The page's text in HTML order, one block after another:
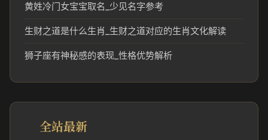
黄姓冷门女宝宝取名_少见名字参考
生财之道是什么生肖_生财之道对应的生肖文化解读
狮子座有神秘感的表现_性格优势解析
全站最新